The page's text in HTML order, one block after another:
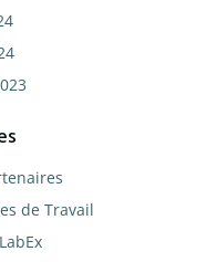
de Travail